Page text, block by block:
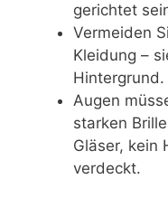
gerichtet
Vermeiden
Kleidung –
Hintergrund.
Augen
starken
Gläser, kein
verdeckt.